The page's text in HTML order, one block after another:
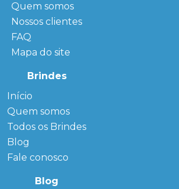
Quem somos
Nossos clientes
FAQ
Mapa do site
Brindes
Início
Quem somos
← Back
FAQ
Sitemap
Todos os Brindes
← Back
Agendas
Personalizadas
Personalizado
personalizados
Blog
Fale conosco
Blog